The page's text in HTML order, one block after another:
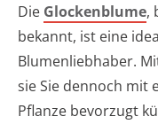
Die Glockenblume,
bekannt, ist eine
Blumenliebhaber.
sie Sie dennoch mit
Pflanze bevorzugt